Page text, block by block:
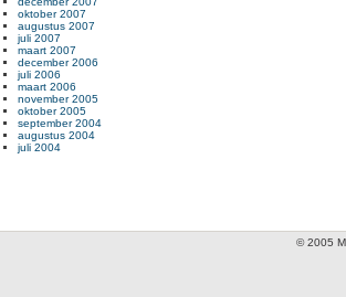
oktober 2007
augustus 2007
juli 2007
maart 2007
december 2006
juli 2006
maart 2006
november 2005
oktober 2005
september 2004
augustus 2004
juli 2004
© 2005